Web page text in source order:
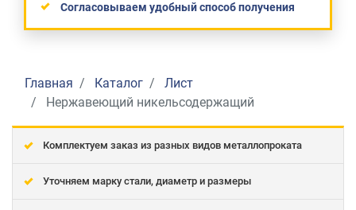
Согласовываем удобный способ получения
Главная Каталог
Лист
Нержавеющий никельсодержащий
Комплектуем заказ из разных видов металлопроката
Уточняем марку стали, диаметр и размеры